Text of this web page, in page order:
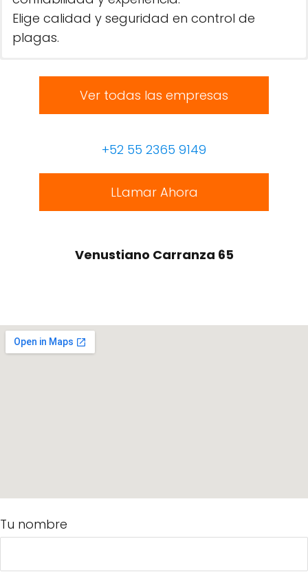
Elige calidad y seguridad en control de
plagas.
Ver todas las empresas
+52 55 2365 9149
LLamar Ahora
Venustiano Carranza 65
Tu nombre